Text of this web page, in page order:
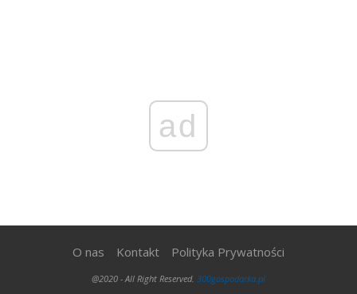
ad
O nas Kontakt Polityka Prywatności
@2020 - All Right Reserved. 300gospodarka.pl